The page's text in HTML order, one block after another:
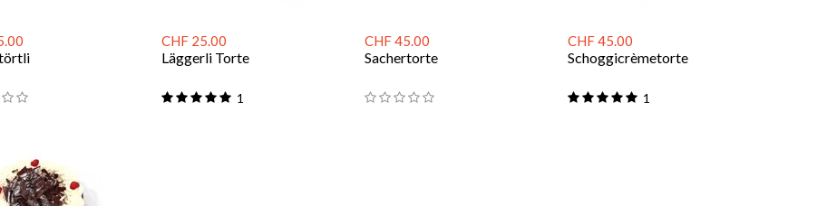
CHF 25.00
Läggerli Torte
1
CHF 45.00
Sachertorte
CHF 45.00
Schoggicrèmetorte
1